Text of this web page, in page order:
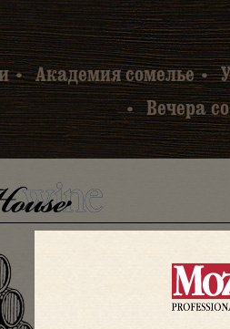
Академия сомелье
Вечера
Услуги